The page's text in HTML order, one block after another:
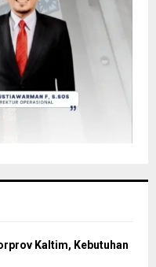
Kaltim, Kebutuhan